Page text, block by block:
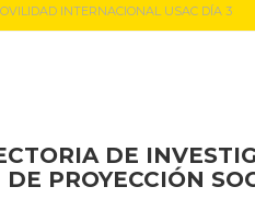
INTERNACIONAL USAC DÍA 3
DE
DE PROYECCIÓN